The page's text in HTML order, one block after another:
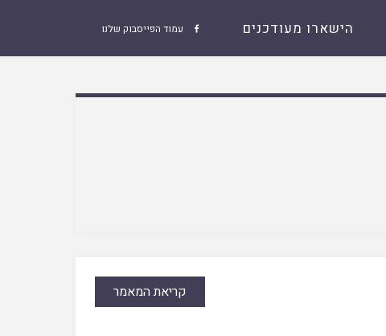
 עמוד הפייסבוק שלנו הישארו מעודכנים
קריאת המאמר